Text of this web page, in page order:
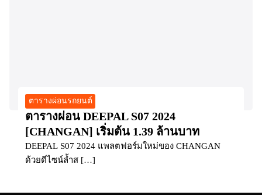
ตารางผ่อนรถยนต์
ตารางผ่อน DEEPAL S07 2024
[CHANGAN] เริ่มต้น 1.39 ล้านบาท
DEEPAL S07 2024 แพลตฟอร์มใหม่ของ CHANGAN
ด้วยดีไซน์ล้ำส […]